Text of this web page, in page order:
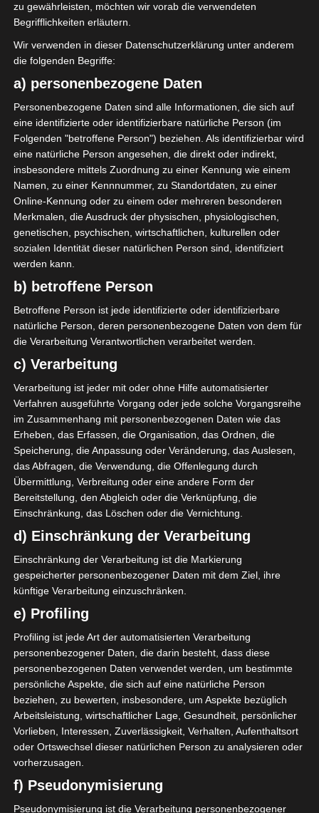
Jetzt ist es offiziell. Der ES Métlaoui hat das zweite
Elfmeterschießen (3:1) gewonnen und
Mehr lesen
LIGUE 1
Ausscheidungsspiel für den
Einzug in Ligue 1 am 13
Oktober (ES Zarzis-ES Metlaoui)
10. Oktober 2022 Platzwart
1685 Views
ES Metlaoui,ES Zarzis,Ligue 1
Die Ligue Nationale de Football Professionnel hat den
Termin für das entscheidende Spiel zwischen
Espérance Sportive de Zarzis und ES
Mehr lesen
LIGUE 1 VEREINE
Sanktionen gegen
verschiedene Vereine der Ligue
zu gewährleisten, möchten wir vorab die verwendeten
Begrifflichkeiten erläutern.
Wir verwenden in dieser Datenschutzerklärung unter anderem
die folgenden Begriffe:
a) personenbezogene Daten
Personenbezogene Daten sind alle Informationen, die sich auf
eine identifizierte oder identifizierbare natürliche Person (im
Folgenden "betroffene Person") beziehen. Als identifizierbar wird
eine natürliche Person angesehen, die direkt oder indirekt,
insbesondere mittels Zuordnung zu einer Kennung wie einem
Namen, zu einer Kennnummer, zu Standortdaten, zu einer
Online-Kennung oder zu einem oder mehreren besonderen
Merkmalen, die Ausdruck der physischen, physiologischen,
genetischen, psychischen, wirtschaftlichen, kulturellen oder
sozialen Identität dieser natürlichen Person sind, identifiziert
werden kann.
b) betroffene Person
Betroffene Person ist jede identifizierte oder identifizierbare
natürliche Person, deren personenbezogene Daten von dem für
die Verarbeitung Verantwortlichen verarbeitet werden.
c) Verarbeitung
Verarbeitung ist jeder mit oder ohne Hilfe automatisierter
Verfahren ausgeführte Vorgang oder jede solche Vorgangsreihe
im Zusammenhang mit personenbezogenen Daten wie das
Erheben, das Erfassen, die Organisation, das Ordnen, die
Speicherung, die Anpassung oder Veränderung, das Auslesen,
das Abfragen, die Verwendung, die Offenlegung durch
Übermittlung, Verbreitung oder eine andere Form der
Bereitstellung, den Abgleich oder die Verknüpfung, die
Einschränkung, das Löschen oder die Vernichtung.
d) Einschränkung der Verarbeitung
Einschränkung der Verarbeitung ist die Markierung
gespeicherter personenbezogener Daten mit dem Ziel, ihre
künftige Verarbeitung einzuschränken.
e) Profiling
Profiling ist jede Art der automatisierten Verarbeitung
personenbezogener Daten, die darin besteht, dass diese
personenbezogenen Daten verwendet werden, um bestimmte
persönliche Aspekte, die sich auf eine natürliche Person
beziehen, zu bewerten, insbesondere, um Aspekte bezüglich
Arbeitsleistung, wirtschaftlicher Lage, Gesundheit, persönlicher
Vorlieben, Interessen, Zuverlässigkeit, Verhalten, Aufenthaltsort
oder Ortswechsel dieser natürlichen Person zu analysieren oder
vorherzusagen.
f) Pseudonymisierung
Pseudonymisierung ist die Verarbeitung personenbezogener